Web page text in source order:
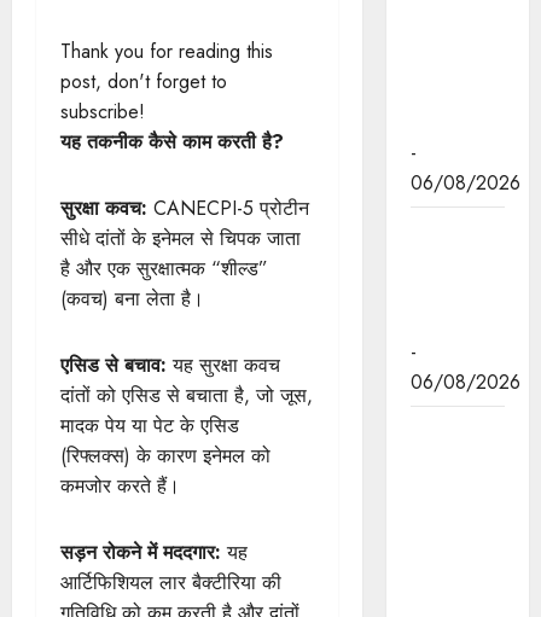
Thank you for reading this
post, don't forget to
subscribe!
यह तकनीक कैसे काम करती है?
सुरक्षा कवच: CANECPI-5 प्रोटीन
सीधे दांतों के इनेमल से चिपक जाता
है और एक सुरक्षात्मक “शील्ड”
(कवच) बना लेता है।
एसिड से बचाव: यह सुरक्षा कवच
दांतों को एसिड से बचाता है, जो जूस,
मादक पेय या पेट के एसिड
(रिफ्लक्स) के कारण इनेमल को
कमजोर करते हैं।
सड़न रोकने में मददगार: यह
आर्टिफिशियल लार बैक्टीरिया की
-
06/08/2026
-
06/08/2026